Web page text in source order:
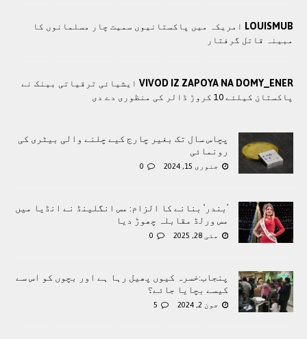
LOUISMUB امریکہ میں پاکستانیوں سمیت چار مسلمانوں کا
مبینہ قاتل گرفتار
VIVOD IZ ZAPOYA NA DOMY_ENER ایشیائی ترقیاتی بینک نے
پاکستان کیلئے 10 کروڑ ڈالر کی منظوری دے دی
پچاس سال تک بغیر چارج کیے چلنے والی بیٹری کی
رونمائی
جنوری 15, 2024 0
’بندر‘ بنانے کا الزام: مس انگلینڈ نے انڈیا میں
مس ورلڈ مقابلہ چھوڑ دیا
مئی 28, 2025 0
پنجاب:خسرہ کیوں پھیل رہا ہے اور بچوں کو اس سے
کیسے بچایا جائے؟
جون 2, 2024 5